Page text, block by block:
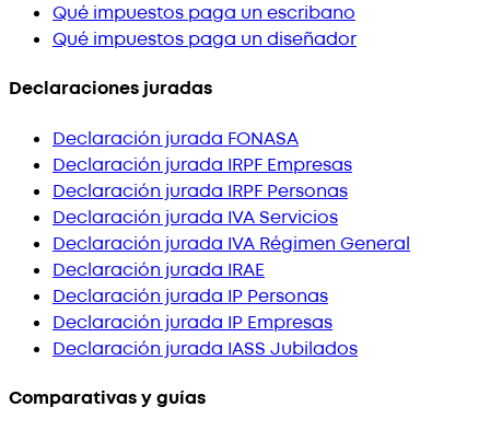
Qué impuestos paga un escribano
Qué impuestos paga un diseñador
Declaraciones juradas
Declaración jurada FONASA
Declaración jurada IRPF Empresas
Declaración jurada IRPF Personas
Declaración jurada IVA Servicios
Declaración jurada IVA Régimen General
Declaración jurada IRAE
Declaración jurada IP Personas
Declaración jurada IP Empresas
Declaración jurada IASS Jubilados
Comparativas y guías